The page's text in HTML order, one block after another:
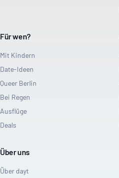
Für wen?
Mit Kindern
Date-Ideen
Queer Berlin
Bei Regen
Ausflüge
Deals
Über uns
Über dayt